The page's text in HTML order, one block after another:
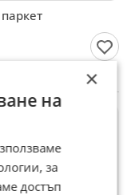
×
на
за
достъп